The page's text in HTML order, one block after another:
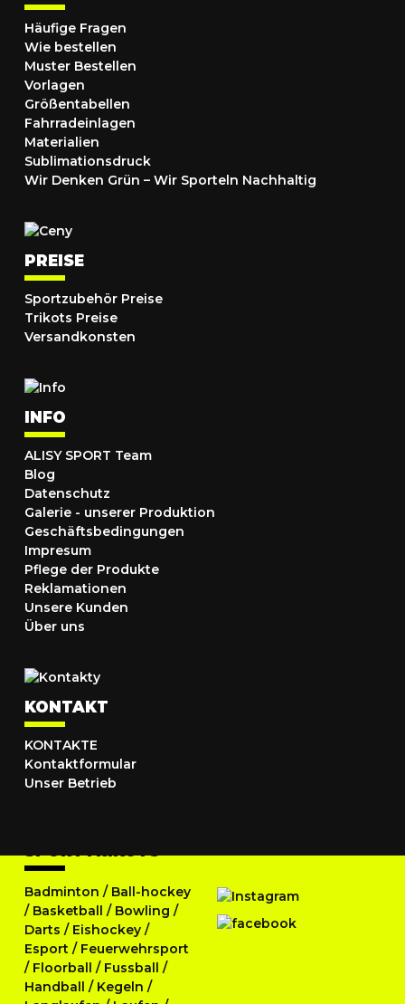
Häufige Fragen
Wie bestellen
Muster Bestellen
Vorlagen
Größentabellen
Fahrradeinlagen
Materialien
Sublimationsdruck
Wir Denken Grün – Wir Sporteln Nachhaltig
PREISE
Sportzubehör Preise
Trikots Preise
Versandkonsten
INFO
ALISY SPORT Team
Blog
Datenschutz
Galerie - unserer Produktion
Geschäftsbedingungen
Impresum
Pflege der Produkte
Reklamationen
Unsere Kunden
Über uns
KONTAKT
KONTAKTE
Kontaktformular
Unser Betrieb
SPORTTRIKOTS
Badminton / Ball-hockey
/ Basketball / Bowling /
Darts / Eishockey /
Esport / Feuerwehrsport
/ Floorball / Fussball /
Handball / Kegeln /